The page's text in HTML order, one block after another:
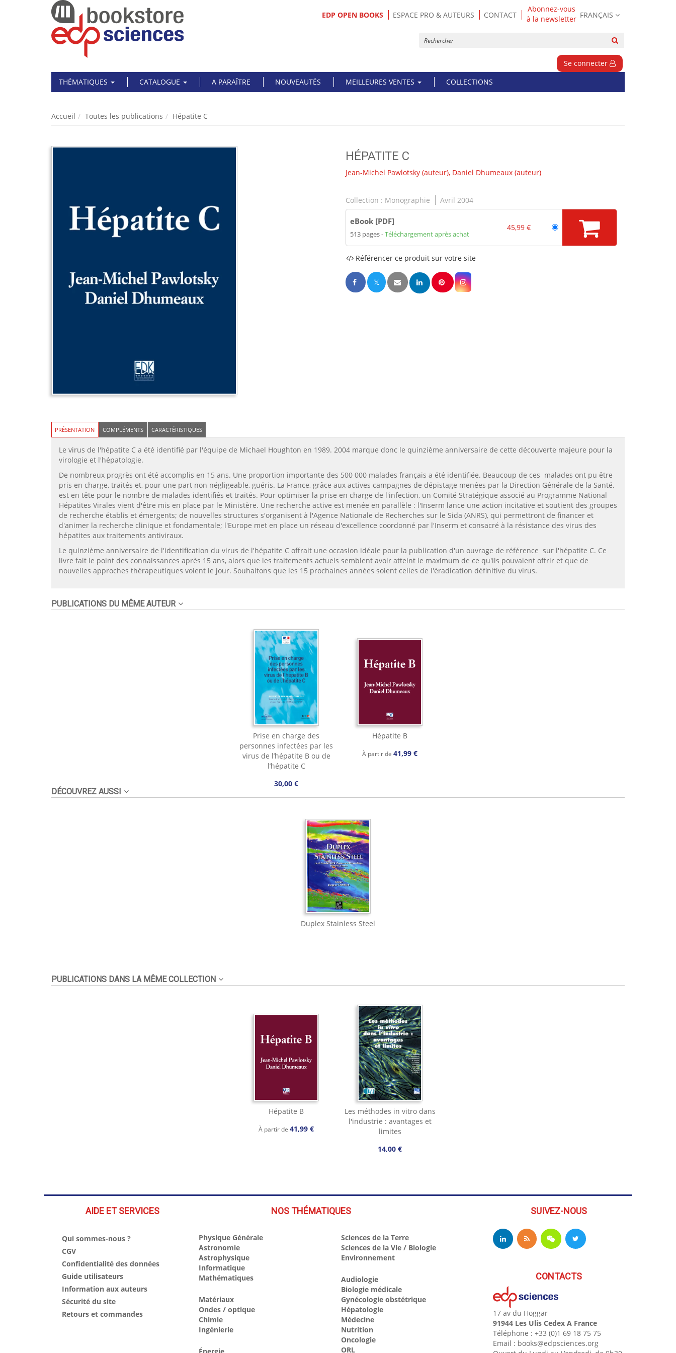
EDP OPEN BOOKS ESPACE PRO & AUTEURS CONTACT
Abonnez-vous
à la newsletter FRANÇAIS
Se connecter
THÉMATIQUES
CATALOGUE A PARAÎTRE NOUVEAUTÉS MEILLEURES VENTES COLLECTIONS
Accueil Toutes les publications Hépatite C
HÉPATITE C
Jean-Michel Pawlotsky (auteur), Daniel Dhumeaux (auteur)
Collection : Monographie Avril 2004
eBook [PDF]
513 pages Téléchargement après achat
45,99 €
Référencer ce produit sur votre site
PRÉSENTATION COMPLÉMENTS CARACTÉRISTIQUES
Le virus de l'hépatite C a été identifié par l'équipe de Michael Houghton en 1989. 2004 marque donc le quinzième anniversaire de cette découverte majeure pour la
virologie et l'hépatologie.
De nombreux progrès ont été accomplis en 15 ans. Une proportion importante des 500 000 malades français a été identifiée. Beaucoup de ces malades ont pu être
pris en charge, traités et, pour une part non négligeable, guéris. La France, grâce aux actives campagnes de dépistage menées par la Direction Générale de la Santé,
est en tête pour le nombre de malades identifiés et traités. Pour optimiser la prise en charge de l'infection, un Comité Stratégique associé au Programme National
Hépatites Virales vient d'être mis en place par le Ministère. Une recherche active est menée en parallèle : l'Inserm lance une action incitative et soutient des groupes
de recherche établis et émergents; de nouvelles structures s'organisent à l'Agence Nationale de Recherches sur le Sida (ANRS), qui permettront de financer et
d'animer la recherche clinique et fondamentale; l'Europe met en place un réseau d'excellence coordonné par l'Inserm et consacré à la résistance des virus des
hépatites aux traitements antiviraux.
Le quinzième anniversaire de l'identification du virus de l'hépatite C offrait une occasion idéale pour la publication d'un ouvrage de référence sur l'hépatite C. Ce
livre fait le point des connaissances après 15 ans, alors que les traitements actuels semblent avoir atteint le maximum de ce qu'ils pouvaient offrir et que de
nouvelles approches thérapeutiques voient le jour. Souhaitons que les 15 prochaines années soient celles de l'éradication définitive du virus.
PUBLICATIONS DU MÊME AUTEUR
Prise en charge des
personnes infectées par les
virus de l’hépatite B ou de
l’hépatite C
30,00 €
Hépatite B
À partir de 41,99 €
DÉCOUVREZ AUSSI
Duplex Stainless Steel
PUBLICATIONS DANS LA MÊME COLLECTION
Hépatite B
À partir de 41,99 €
Les méthodes in vitro dans
l'industrie : avantages et
limites
14,00 €
AIDE ET SERVICES
Qui sommes-nous ?
CGV
Confidentialité des données
Guide utilisateurs
Information aux auteurs
Sécurité du site
Retours et commandes
NOS THÉMATIQUES
Physique Générale
Astronomie
Astrophysique
Informatique
Mathématiques
Matériaux
Ondes / optique
Chimie
Ingénierie
Sciences de la Terre
Sciences de la Vie / Biologie
Environnement
Audiologie
Biologie médicale
Gynécologie obstétrique
Hépatologie
Médecine
Nutrition
Oncologie
ORL
SUIVEZ-NOUS
CONTACTS
17 av du Hoggar
91944 Les Ulis Cedex A France
Téléphone : +33 (0)1 69 18 75 75
Email : books@edpsciences.org